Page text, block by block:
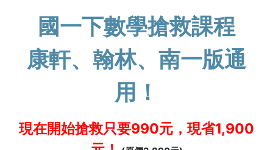
國一下數學搶救課程
康軒、翰林、南一版通
用！
現在開始搶救只要990元，現省1,900